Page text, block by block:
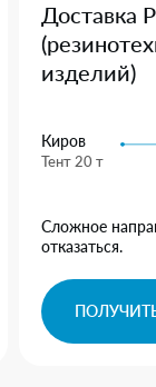
Доставка
изделий)
Киров
Тент 20 т
Сложное
отказаться.